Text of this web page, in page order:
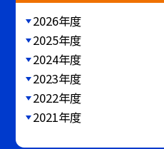
2026年度
2025年度
2024年度
2023年度
2022年度
2021年度